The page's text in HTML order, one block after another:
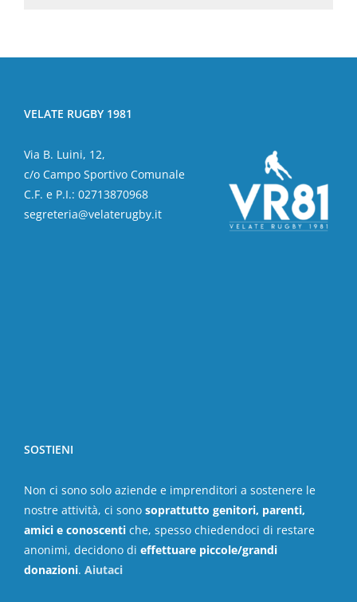
VELATE RUGBY 1981
Via B. Luini, 12,
c/o Campo Sportivo Comunale
C.F. e P.I.: 02713870968
segreteria@velaterugby.it
SOSTIENI
Non ci sono solo aziende e imprenditori a sostenere le
nostre attività, ci sono soprattutto genitori, parenti,
amici e conoscenti che, spesso chiedendoci di restare
anonimi, decidono di effettuare piccole/grandi
donazioni. Aiutaci